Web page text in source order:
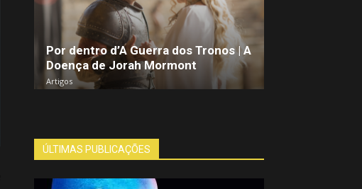
Por dentro d’A Guerra dos Tronos | A
Doença de Jorah Mormont
Artigos
ÚLTIMAS PUBLICAÇÕES